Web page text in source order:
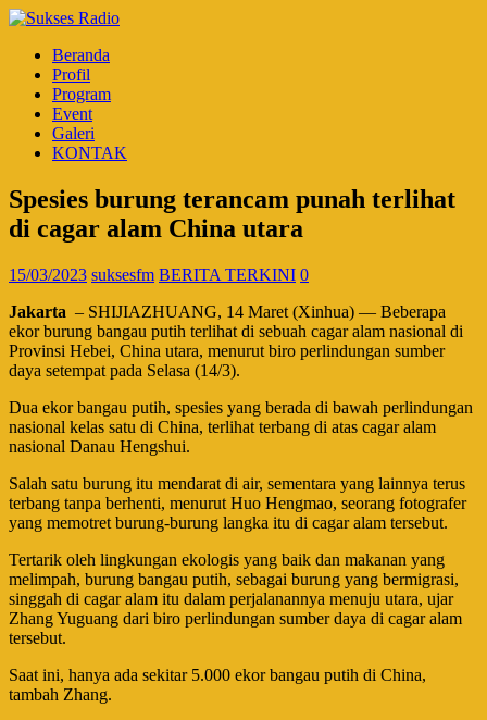
Beranda
Profil
Program
Event
Galeri
KONTAK
Spesies burung terancam punah terlihat
di cagar alam China utara
15/03/2023 suksesfm BERITA TERKINI 0
Jakarta – SHIJIAZHUANG, 14 Maret (Xinhua) — Beberapa
ekor burung bangau putih terlihat di sebuah cagar alam nasional di
Provinsi Hebei, China utara, menurut biro perlindungan sumber
daya setempat pada Selasa (14/3).
Dua ekor bangau putih, spesies yang berada di bawah perlindungan
nasional kelas satu di China, terlihat terbang di atas cagar alam
nasional Danau Hengshui.
Salah satu burung itu mendarat di air, sementara yang lainnya terus
terbang tanpa berhenti, menurut Huo Hengmao, seorang fotografer
yang memotret burung-burung langka itu di cagar alam tersebut.
Tertarik oleh lingkungan ekologis yang baik dan makanan yang
melimpah, burung bangau putih, sebagai burung yang bermigrasi,
singgah di cagar alam itu dalam perjalanannya menuju utara, ujar
Zhang Yuguang dari biro perlindungan sumber daya di cagar alam
tersebut.
Saat ini, hanya ada sekitar 5.000 ekor bangau putih di China,
tambah Zhang.